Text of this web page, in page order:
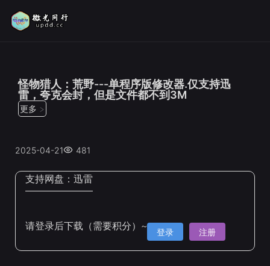
怪物猎人：荒野---单程序版修改器.仅支持迅
雷，夸克会封，但是文件都不到3M
更多 >
2025-04-21 481
支持网盘： 迅雷
请登录后下载（需要积分）~ 登录 注册